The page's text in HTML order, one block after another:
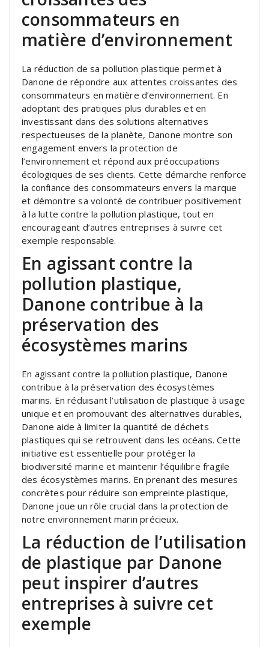
consommateurs en
matière d’environnement
La réduction de sa pollution plastique permet à
Danone de répondre aux attentes croissantes des
consommateurs en matière d’environnement. En
adoptant des pratiques plus durables et en
investissant dans des solutions alternatives
respectueuses de la planète, Danone montre son
engagement envers la protection de
l’environnement et répond aux préoccupations
écologiques de ses clients. Cette démarche renforce
la confiance des consommateurs envers la marque
et démontre sa volonté de contribuer positivement
à la lutte contre la pollution plastique, tout en
encourageant d’autres entreprises à suivre cet
exemple responsable.
En agissant contre la
pollution plastique,
Danone contribue à la
préservation des
écosystèmes marins
En agissant contre la pollution plastique, Danone
contribue à la préservation des écosystèmes
marins. En réduisant l’utilisation de plastique à usage
unique et en promouvant des alternatives durables,
Danone aide à limiter la quantité de déchets
plastiques qui se retrouvent dans les océans. Cette
initiative est essentielle pour protéger la
biodiversité marine et maintenir l’équilibre fragile
des écosystèmes marins. En prenant des mesures
concrètes pour réduire son empreinte plastique,
Danone joue un rôle crucial dans la protection de
notre environnement marin précieux.
La réduction de l’utilisation
de plastique par Danone
peut inspirer d’autres
entreprises à suivre cet
exemple